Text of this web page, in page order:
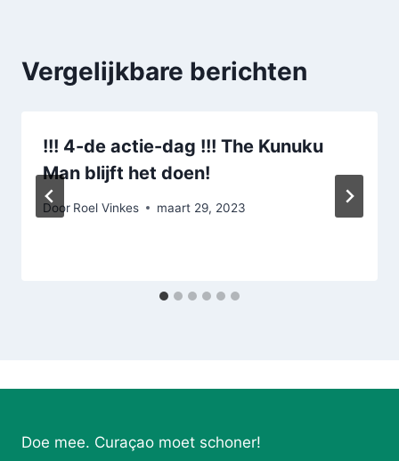
Vergelijkbare berichten
!!! 4-de actie-dag !!! The Kunuku
Man blijft het doen!
Door Roel Vinkes maart 29, 2023
Doe mee. Curaçao moet schoner!